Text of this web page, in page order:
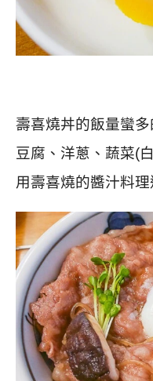
壽喜燒丼的飯量蠻
豆腐、洋蔥、蔬菜(
用壽喜燒的醬汁料理